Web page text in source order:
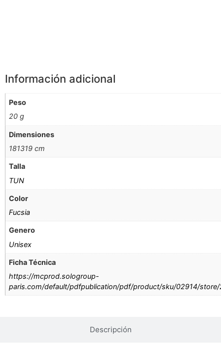
Descripción
Información adicional
Peso
20 g
Dimensiones
181319 cm
Talla
TUN
Color
Fucsia
Genero
Unisex
Ficha Técnica
https://mcprod.sologroup-
paris.com/default/pdfpublication/pdf/product/sku/02914/